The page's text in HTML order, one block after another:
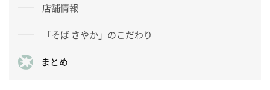
店舗情報
「そば さやか」のこだわり
まとめ